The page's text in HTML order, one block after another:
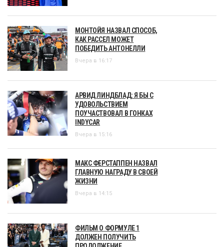
МОНТОЙЯ НАЗВАЛ СПОСОБ,
КАК РАССЕЛ МОЖЕТ
ПОБЕДИТЬ АНТОНЕЛЛИ
Вчера в 16:17
АРВИД ЛИНДБЛАД: Я БЫ С
УДОВОЛЬСТВИЕМ
ПОУЧАСТВОВАЛ В ГОНКАХ
INDYCAR
Вчера в 15:16
МАКС ФЕРСТАППЕН НАЗВАЛ
ГЛАВНУЮ НАГРАДУ В СВОЕЙ
ЖИЗНИ
Вчера в 14:15
ФИЛЬМ О ФОРМУЛЕ 1
ДОЛЖЕН ПОЛУЧИТЬ